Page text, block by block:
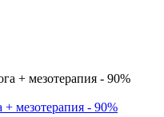
мезотерапия - 90%